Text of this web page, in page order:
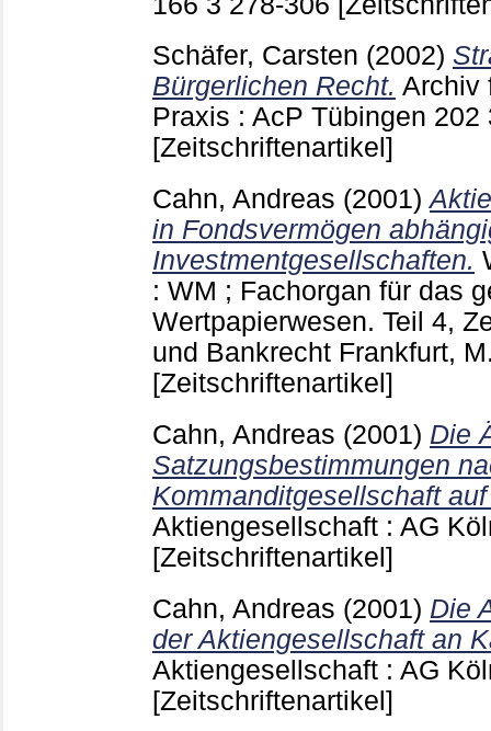
Schäfer, Carsten (2002)
Bürgerlichen Recht. Archiv
Praxis : AcP Tübingen 202
[Zeitschriftenartikel]
Cahn, Andreas (2001)
in Fondsvermögen
Investmentgesellschaften.
: WM ; Fachorgan für das
Wertpapierwesen. Teil 4,
und Bankrecht Frankfurt,
[Zeitschriftenartikel]
Cahn, Andreas (2001) Die
Satzungsbestimmungen
Kommanditgesellschaft
Aktiengesellschaft : AG
[Zeitschriftenartikel]
Cahn, Andreas (2001) Die
der Aktiengesellschaft an
Aktiengesellschaft : AG
[Zeitschriftenartikel]